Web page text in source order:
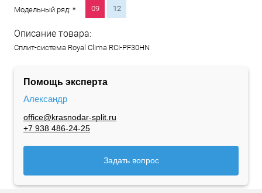
Модельный ряд: * 09 12
Описание товара:
Сплит-система Royal Clima RCI-PF30HN
Помощь эксперта
Александр
office@krasnodar-split.ru
+7 938 486-24-25
Задать вопрос